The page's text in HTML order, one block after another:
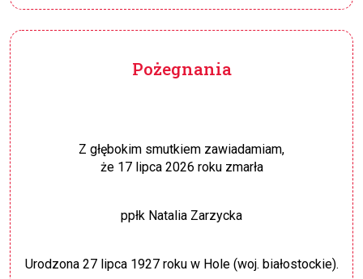
Pożegnania
Z głębokim smutkiem zawiadamiam,
że 17 lipca 2026 roku zmarła
ppłk Natalia Zarzycka
Urodzona 27 lipca 1927 roku w Hole (woj. białostockie).